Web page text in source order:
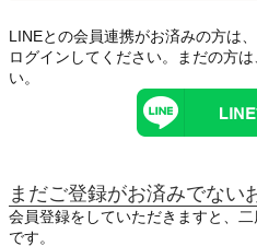
LINEとの会員連携がお済みの方は
ログインしてください。まだの方は
い。
まだご登録がお済みでない
会員登録をしていただきますと、
です。